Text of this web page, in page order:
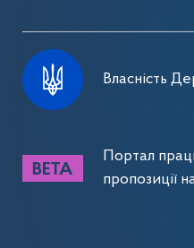
Власність
Портал
пропозиції